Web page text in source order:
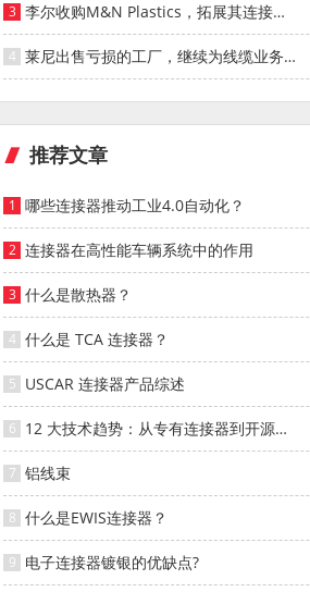
李尔收购M&N Plastics，拓展其连接器
系统业务
莱尼出售亏损的工厂，继续为线缆业务
寻找投资者
推荐文章
哪些连接器推动工业4.0自动化？
连接器在高性能车辆系统中的作用
什么是散热器？
什么是 TCA 连接器？
USCAR 连接器产品综述
12 大技术趋势：从专有连接器到开源连
接器的演变
铝线束
什么是EWIS连接器？
电子连接器镀银的优缺点?